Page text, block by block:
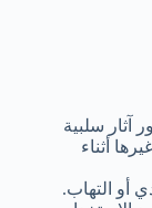
آثار سلبية
أثناء
أو التهاب.